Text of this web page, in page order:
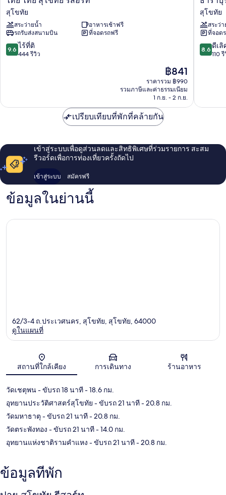
ไทย
สุโขทัย
รีสอร์ท
สุโขทัย
สุโขทัย
สระว่ายน้ำ
อาหารเช้าฟรี
รถรับส่งสนามบิน
ที่จอดรถฟรี
9.6
จาก
รีวิว
9.6 ไร้ที่ติ
444 รีวิว
ราคา
ปัจจุบัน
คือ
฿841
฿841
ราคารวม ฿990
รวมภาษีและค่าธรรมเนียม
1 ก.ย. - 2 ก.ย.
บุรี
รีสอร์ท
สุโขทัย
สุโขทัย
สุโขทัย
สระว่
ที่จอด
8.6
จาก
8.6 ดีเลิ
110
เปรียบเทียบที่พักที่คล้ายกัน
เข้าสู่ระบบเพื่อดูส่วนลดและสิทธิพิเศษที่ร่วมรายการ สะสม
รีวอร์ดเพื่อการท่องเที่ยวครั้งถัดไป
เข้าสู่ระบบ สมัครฟรี
ข้อมูลในย่านนี้
แผนที่
62/3-4 ถ.ประเวศนคร, สุโขทัย, สุโขทัย, 64000
ดูในแผนที่
สถานที่ใกล้เคียง การเดินทาง ร้านอาหาร
วัดเชตุพน- ขับรถ 18 นาที- 18.6 กม.
อุทยานประวัติศาสตร์สุโขทัย - ขับรถ 21 นาที- 20.8 กม.
วัดมหาธาตุ - ขับรถ 21 นาที- 20.8 กม.
วัดตระพังทอง - ขับรถ 21 นาที- 14.0 กม.
อุทยานแห่งชาติรามคำแหง - ขับรถ 21 นาที- 20.8 กม.
ข้อมูลที่พัก